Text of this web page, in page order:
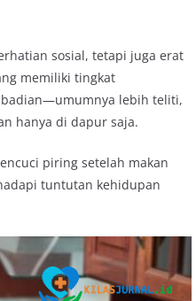
sosial, tetapi juga erat
memiliki tingkat
lebih teliti,
hanya di dapur saja.
piring setelah makan
tuntutan kehidupan